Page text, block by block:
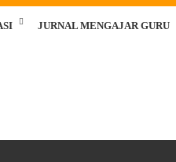
JURNAL MENGAJAR GURU